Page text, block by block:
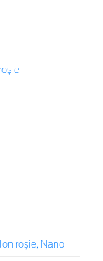
roșie, Nano